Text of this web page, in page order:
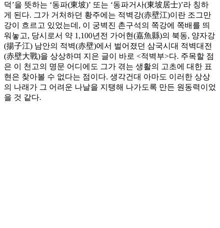
덕’을 뜻하는 ‘동파(東坡)’ 또는 ‘동파거사(東坡居士)’라 칭하
게 된다. 그가 거처하던 황주에는 적벽강(赤壁江)이란 조그만
강이 흐르고 있었는데, 이 궁벽진 촌구석의 쪽강에 쪽배를 띄
워놓고, 당시로서 약 1,100년전 가어현(嘉魚縣)의 북동, 양자강
(揚子江) 남안의 적벽(赤壁)에서 벌어졌던 삼국시대 적벽대전
(赤壁大戰)을 상상하며 지은 글이 바로 <적벽부>다. 주목할 점
은 이 천고의 명문 어디에도 그가 겪는 생활의 고초에 대한 표
현은 찾아볼 수 없다는 점이다. 생각건대 아마도 이러한 상상
의 나래가 그 어려운 나날을 지탱해 나가도록 만든 원동력이었
을 것 같다.